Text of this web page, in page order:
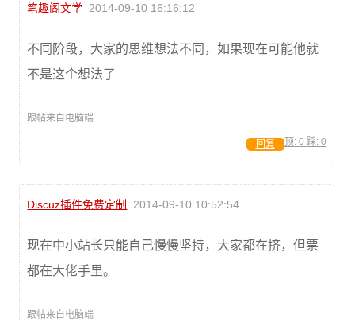
笔趣阁文学 2014-09-10 16:16:12
不同阶段，大家的思维想法不同，如果现在可能他就
不是这个想法了
跟帖来自电脑端
顶: 0 踩: 0
回复
Discuz插件免费定制 2014-09-10 10:52:54
现在中小站长只能自己慢慢坚持，大家都在挤，但票
都在大佬手里。
跟帖来自电脑端